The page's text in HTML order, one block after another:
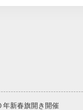
新春旗開き開催